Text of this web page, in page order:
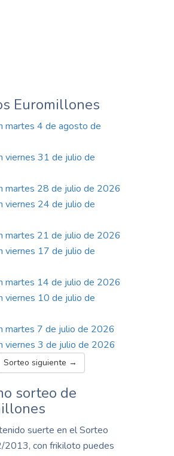
Euromillones
martes 4 de agosto de
viernes 31 de julio de
martes 28 de julio de 2026
viernes 24 de julio de
martes 21 de julio de 2026
viernes 17 de julio de
martes 14 de julio de 2026
viernes 10 de julio de
martes 7 de julio de 2026
viernes 3 de julio de 2026
Sorteo siguiente →
sorteo de
suerte en el Sorteo
con frikiloto puedes